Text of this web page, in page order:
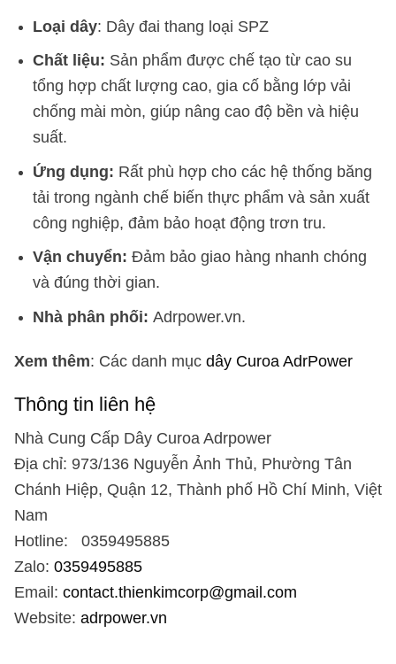
Loại dây: Dây đai thang loại SPZ
Chất liệu: Sản phẩm được chế tạo từ cao su
tổng hợp chất lượng cao, gia cố bằng lớp vải
chống mài mòn, giúp nâng cao độ bền và hiệu
suất.
Ứng dụng: Rất phù hợp cho các hệ thống băng
tải trong ngành chế biến thực phẩm và sản xuất
công nghiệp, đảm bảo hoạt động trơn tru.
Vận chuyển: Đảm bảo giao hàng nhanh chóng
và đúng thời gian.
Nhà phân phối: Adrpower.vn.
Xem thêm: Các danh mục dây Curoa AdrPower
Thông tin liên hệ
Nhà Cung Cấp Dây Curoa Adrpower
Địa chỉ: 973/136 Nguyễn Ảnh Thủ, Phường Tân
Chánh Hiệp, Quận 12, Thành phố Hồ Chí Minh, Việt
Nam
Hotline: 0359495885
Zalo: 0359495885
Email: contact.thienkimcorp@gmail.com
Website: adrpower.vn